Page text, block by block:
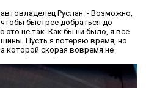
Руслан: - Возможно,
быстрее добраться до
это не так. Как бы ни было, я все
Пусть я потеряю время, но
которой скорая вовремя не